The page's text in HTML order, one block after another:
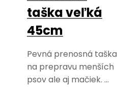
taška veľká
45cm
Pevná prenosná taška
na prepravu menších
psov ale aj mačiek. …